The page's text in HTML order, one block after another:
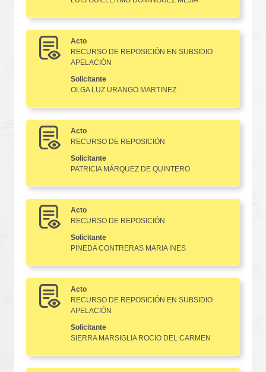
Acto
RECURSO DE REPOSICIÓN EN SUBSIDIO
APELACIÓN
Solicitante
OLGA LUZ URANGO MARTINEZ
Acto
RECURSO DE REPOSICIÓN
Solicitante
PATRICIA MÁRQUEZ DE QUINTERO
Acto
RECURSO DE REPOSICIÓN
Solicitante
PINEDA CONTRERAS MARIA INES
Acto
RECURSO DE REPOSICIÓN EN SUBSIDIO
APELACIÓN
Solicitante
SIERRA MARSIGLIA ROCIO DEL CARMEN